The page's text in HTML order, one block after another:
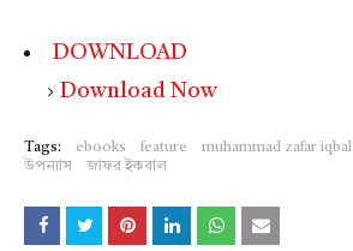
DOWNLOAD
Download Now
Tags: ebooks feature muhammad zafar iqbal
উপন্যাস
জাফর ইকবাল